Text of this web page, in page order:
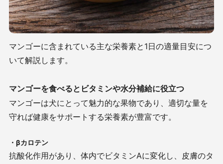
マンゴーに含まれている主な栄養素と1日の適量目安につ
いて解説します。
マンゴーを食べるとビタミンや水分補給に役立つ
マンゴーは犬にとって魅力的な果物であり、適切な量を
守れば健康をサポートする栄養素が豊富です。
・βカロテン
抗酸化作用があり、体内でビタミンAに変化し、皮膚のタ